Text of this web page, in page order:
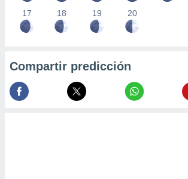
17 18 19 20
Compartir predicción